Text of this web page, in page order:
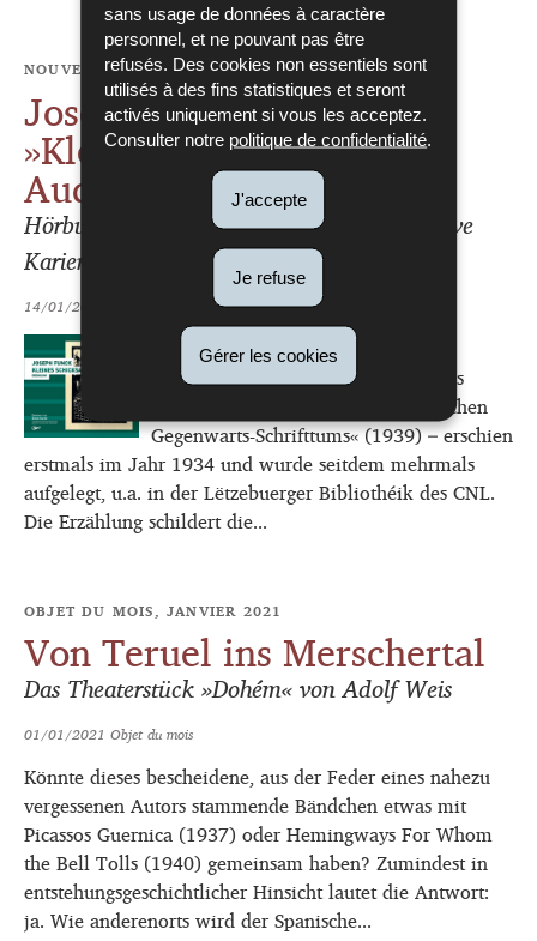
sans usage de données à caractère
personnel, et ne pouvant pas être
refusés. Des cookies non essentiels sont
utilisés à des fins statistiques et seront
activés uniquement si vous les acceptez.
Consulter notre politique de confidentialité.
J'accepte
Je refuse
Gérer les cookies
NOUVELLE PUBLICATION
Joseph Funcks Erzählung
»Kleines Schicksal« als
Audiobook
Hörbuch im MP3-Format / gelesen von Steve
Karier
14/01/2021
Kleines Schicksal von Joseph Funck
(1902-1978) – laut Evy Friedrich das
»wertvollste Werk des luxemburgischen
Gegenwarts-Schrifttums« (1939) – erschien
erstmals im Jahr 1934 und wurde seitdem mehrmals
aufgelegt, u.a. in der Lëtzebuerger Bibliothéik des CNL.
Die Erzählung schildert die...
OBJET DU MOIS, JANVIER 2021
Von Teruel ins Merschertal
Das Theaterstück »Dohém« von Adolf Weis
01/01/2021 Objet du mois
Könnte dieses bescheidene, aus der Feder eines nahezu
vergessenen Autors stammende Bändchen etwas mit
Picassos Guernica (1937) oder Hemingways For Whom
the Bell Tolls (1940) gemeinsam haben? Zumindest in
entstehungsgeschichtlicher Hinsicht lautet die Antwort:
ja. Wie anderenorts wird der Spanische...